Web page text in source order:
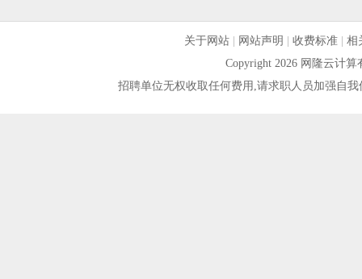
关于网站| 网站声明 收费标准| 相
Copyright 2026 网隆云计
招聘单位无权收取任何费用,请求职人员加强自